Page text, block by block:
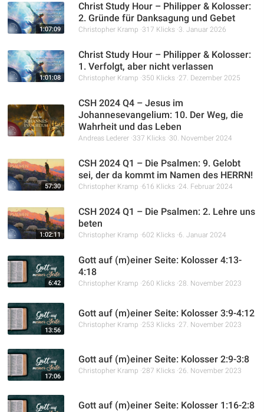
1:07:09
Christ Study Hour – Philipper & Kolosser:
2. Gründe für Danksagung und Gebet
Christopher Kramp 317 Klicks 3. Januar 2026
1:01:08
Christ Study Hour – Philipper & Kolosser:
1. Verfolgt, aber nicht verlassen
Christopher Kramp 350 Klicks 27. Dezember 2025
CSH 2024 Q4 – Jesus im
Johannesevangelium: 10. Der Weg, die
Wahrheit und das Leben
Andreas Lederer 337 Klicks 30. November 2024
57:30
CSH 2024 Q1 – Die Psalmen: 9. Gelobt
sei, der da kommt im Namen des HERRN!
Christopher Kramp 616 Klicks 24. Februar 2024
1:02:11
CSH 2024 Q1 – Die Psalmen: 2. Lehre uns
beten
Christopher Kramp 602 Klicks 6. Januar 2024
6:42
Gott auf (m)einer Seite: Kolosser 4:13-
4:18
Christopher Kramp 260 Klicks 28. November 2023
13:56
Gott auf (m)einer Seite: Kolosser 3:9-4:12
Christopher Kramp 253 Klicks 27. November 2023
17:06
Gott auf (m)einer Seite: Kolosser 2:9-3:8
Christopher Kramp 287 Klicks 26. November 2023
Gott auf (m)einer Seite: Kolosser 1:16-2:8